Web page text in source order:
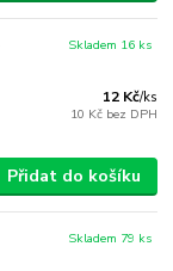
12 Kč/ks
10 Kč bez DPH
Skladem 16 ks
Přidat do košíku
Skladem 79 ks